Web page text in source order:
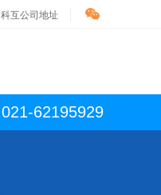
科互公司地址
021-62195929